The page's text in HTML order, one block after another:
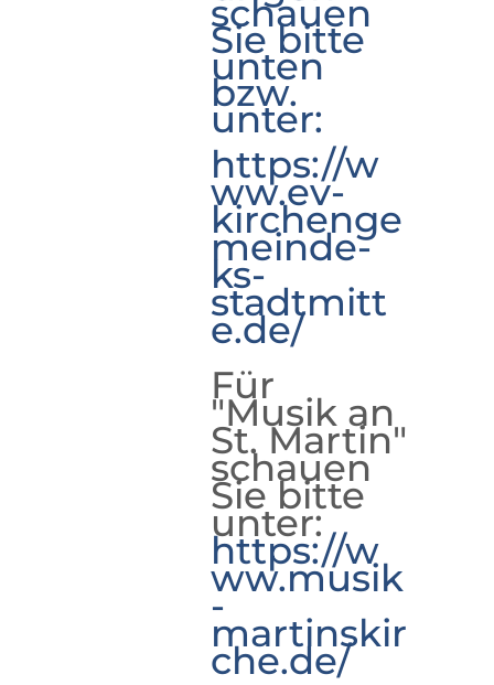
schauen
Sie bitte
unten
bzw.
unter:
https://w
ww.ev-
kirchenge
meinde-
ks-
stadtmitt
e.de/
Für
"Musik an
St. Martin"
schauen
Sie bitte
unter:
https://w
ww.musik
-
martinskir
che.de/